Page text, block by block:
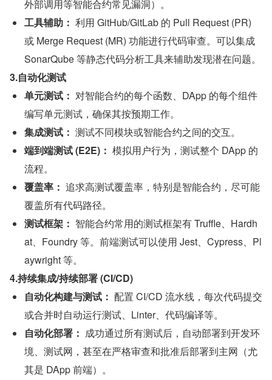
外部调用等智能合约常见漏洞）。
工具辅助： 利用 GitHub/GitLab 的 Pull Request (PR)
或 Merge Request (MR) 功能进行代码审查。可以集成
SonarQube 等静态代码分析工具来辅助发现潜在问题。
3.自动化测试
单元测试： 对智能合约的每个函数、DApp 的每个组件
编写单元测试，确保其按预期工作。
集成测试： 测试不同模块或智能合约之间的交互。
端到端测试 (E2E)： 模拟用户行为，测试整个 DApp 的
流程。
覆盖率： 追求高测试覆盖率，特别是智能合约，尽可能
覆盖所有代码路径。
测试框架： 智能合约常用的测试框架有 Truffle、Hardh
at、Foundry 等。前端测试可以使用 Jest、Cypress、Pl
aywright 等。
4.持续集成/持续部署 (CI/CD)
自动化构建与测试： 配置 CI/CD 流水线，每次代码提交
或合并时自动运行测试、Linter、代码编译等。
自动化部署： 成功通过所有测试后，自动部署到开发环
境、测试网，甚至在严格审查和批准后部署到主网（尤
其是 DApp 前端）。